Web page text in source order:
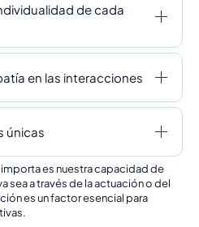
de cada
en las interacciones
únicas
importa es nuestra capacidad de
sea a través de la actuación o del
es un factor esencial para